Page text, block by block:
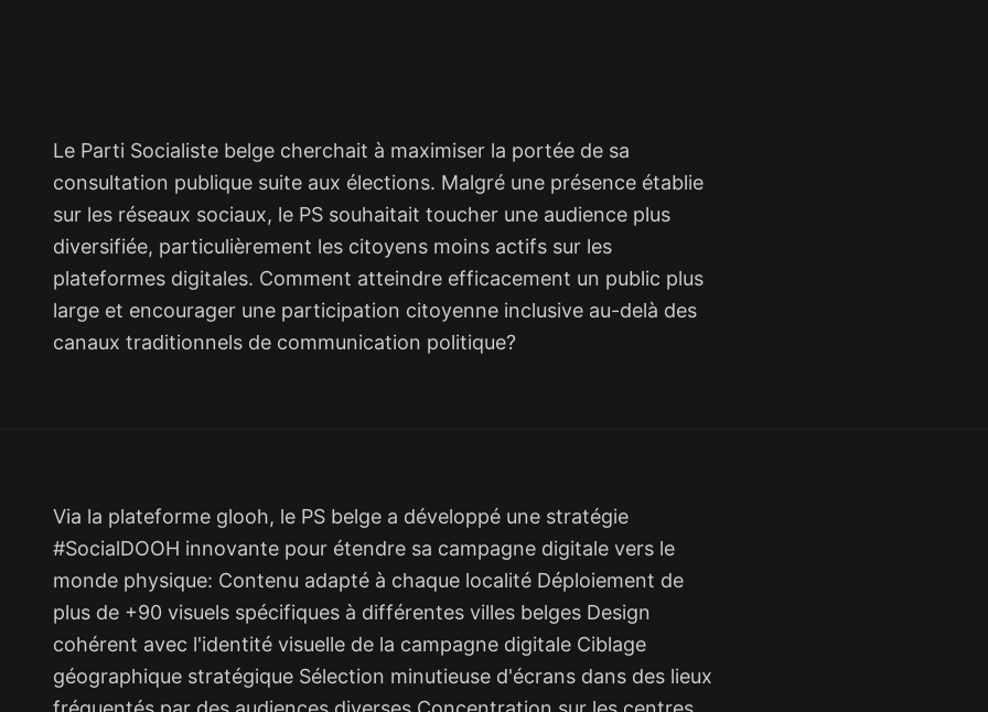
Le Parti Socialiste belge cherchait à maximiser la portée de sa
consultation publique suite aux élections. Malgré une présence établie
sur les réseaux sociaux, le PS souhaitait toucher une audience plus
diversifiée, particulièrement les citoyens moins actifs sur les
plateformes digitales. Comment atteindre efficacement un public plus
large et encourager une participation citoyenne inclusive au-delà des
canaux traditionnels de communication politique?
Via la plateforme glooh, le PS belge a développé une stratégie
#SocialDOOH innovante pour étendre sa campagne digitale vers le
monde physique: Contenu adapté à chaque localité Déploiement de
plus de +90 visuels spécifiques à différentes villes belges Design
cohérent avec l'identité visuelle de la campagne digitale Ciblage
géographique stratégique Sélection minutieuse d'écrans dans des lieux